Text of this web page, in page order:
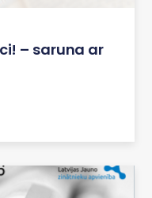
– saruna ar